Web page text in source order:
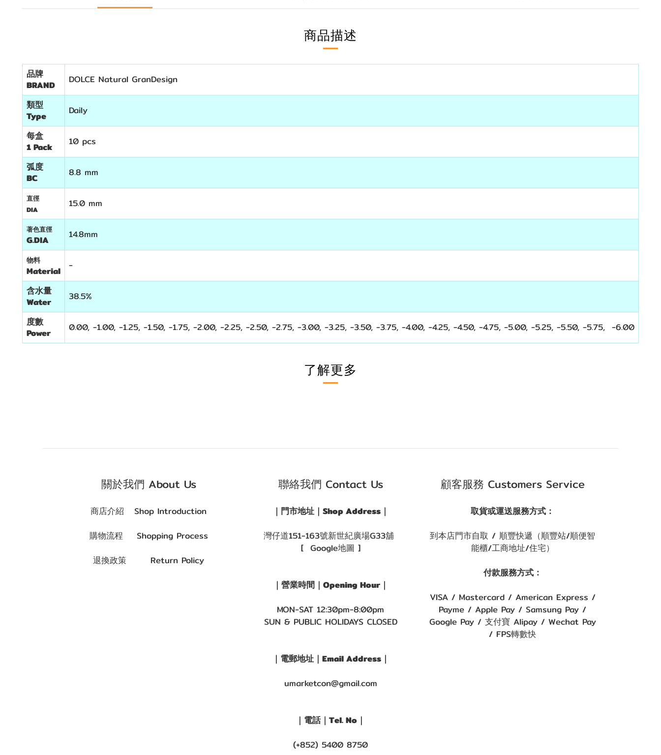
商品描述
品牌
BRAND
DOLCE Natural GranDesign
類型
Type
Daily
每盒
1 Pack
10 pcs
弧度
BC
8.8 mm
直徑
DIA
15.0 mm
著色直徑
G.DIA 14.8mm
物料
Material
-
含水量
Water
38.5%
度數
Power
0.00, -1.00, -1.25, -1.50, -1.75, -2.00, -2.25, -2.50, -2.75, -3.00, -3.25, -3.50, -3.75, -4.00, -4.25, -4.50, -4.75, -5.00, -5.25, -5.50, -5.75, -6.00
了解更多
關於我們 About Us
商店介紹 Shop Introduction
購物流程 Shopping Process
退換政策 Return Policy
聯絡我們 Contact Us
｜門市地址｜Shop Address｜
灣仔道151-163號新世紀廣場G33舖
[ Google地圖 ]
｜營業時間｜Opening Hour｜
MON-SAT 12:30pm-8:00pm
SUN & PUBLIC HOLIDAYS CLOSED
｜電郵地址｜Email Address｜
umarketcon@gmail.com
｜電話｜Tel. No｜
(+852) 5400 8750
顧客服務 Customers Service
取貨或運送服務方式：
到本店門市自取 / 順豐快遞（順豐站/順便智
能櫃/工商地址/住宅）
付款服務方式：
VISA / Mastercard / American Express /
Payme / Apple Pay / Samsung Pay /
Google Pay / 支付寶 Alipay / Wechat Pay
/ FPS轉數快